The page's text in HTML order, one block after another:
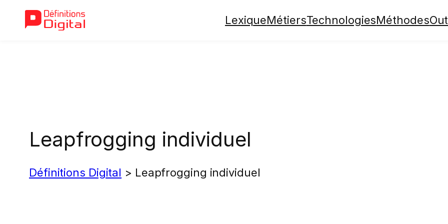
LexiqueMétiersTechnologiesMéthodes
Leapfrogging individuel
Définitions Digital > Leapfrogging individuel